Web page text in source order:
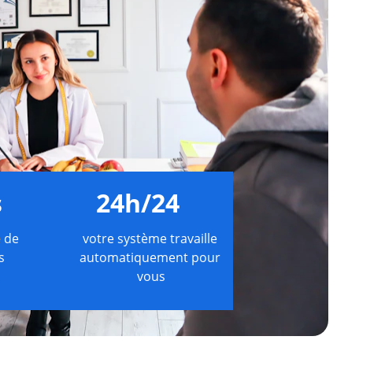
24h/24
votre système travaille
automatiquement pour
vous
de